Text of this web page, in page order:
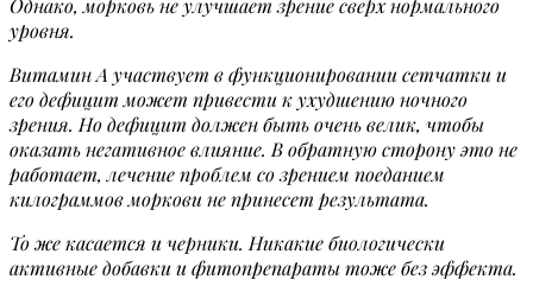
Однако, морковь не улучшает зрение сверх нормального
уровня.
Витамин А участвует в функционировании сетчатки и
его дефицит может привести к ухудшению ночного
зрения. Но дефицит должен быть очень велик, чтобы
оказать негативное влияние. В обратную сторону это не
работает, лечение проблем со зрением поеданием
килограммов моркови не принесет результата.
То же касается и черники. Никакие биологически
активные добавки и фитопрепараты тоже без эффекта.